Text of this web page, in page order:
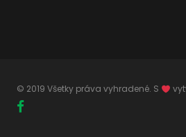
© 2019 Všetky práva vyhradené. S